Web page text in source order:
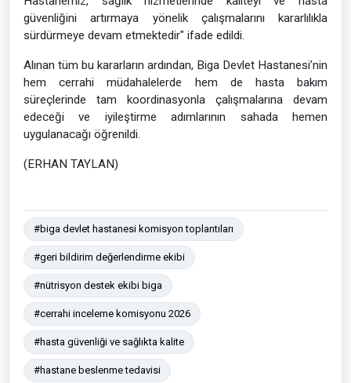
güvenliğini artırmaya yönelik çalışmalarını kararlılıkla
sürdürmeye devam etmektedir" ifade edildi.
Alınan tüm bu kararların ardından, Biga Devlet Hastanesi’nin
hem cerrahi müdahalelerde hem de hasta bakım
süreçlerinde tam koordinasyonla çalışmalarına devam
edeceği ve iyileştirme adımlarının sahada hemen
uygulanacağı öğrenildi.
(ERHAN TAYLAN)
#biga devlet hastanesi komisyon toplantıları
#geri bildirim değerlendirme ekibi
#nütrisyon destek ekibi biga
#cerrahi inceleme komisyonu 2026
#hasta güvenliği ve sağlıkta kalite
#hastane beslenme tedavisi